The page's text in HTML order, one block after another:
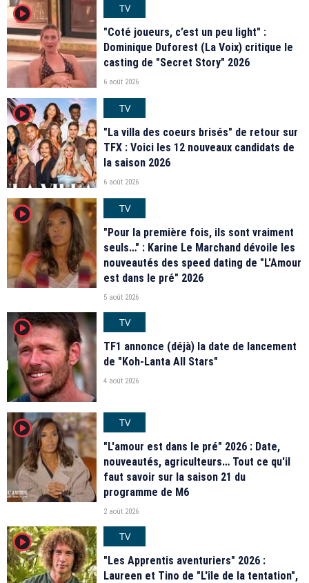
player2
TV
"Coté joueurs, c’est un peu light" :
Dominique Duforest (La Voix) critique le
casting de "Secret Story" 2026
6 août 2026
player2
TV
"La villa des coeurs brisés" de retour sur
TFX : Voici les 12 nouveaux candidats de
la saison 2026
6 août 2026
player2
TV
"Pour la première fois, ils sont vraiment
seuls…" : Karine Le Marchand dévoile les
nouveautés des speed dating de "L'Amour
est dans le pré" 2026
5 août 2026
player2
TV
TF1 annonce (déjà) la date de lancement
de "Koh-Lanta All Stars"
4 août 2026
player2
TV
"L'amour est dans le pré" 2026 : Date,
nouveautés, agriculteurs… Tout ce qu'il
faut savoir sur la saison 21 du
programme de M6
2 août 2026
player2
TV
"Les Apprentis aventuriers" 2026 :
Laureen et Tino de "L'île de la tentation",